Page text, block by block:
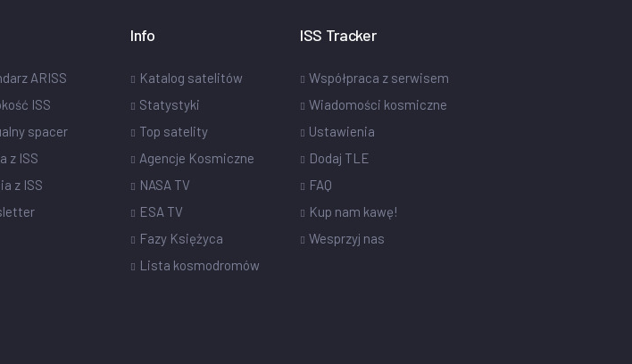
ARISS
ISS
spacer
z ISS
z ISS
Info
Katalog satelitów
Statystyki
Top satelity
Agencje Kosmiczne
NASA TV
ESA TV
Fazy Księżyca
Lista kosmodromów
ISS Tracker
Współpraca z serwisem
Wiadomości kosmiczne
Ustawienia
Dodaj TLE
FAQ
Kup nam kawę!
Wesprzyj nas